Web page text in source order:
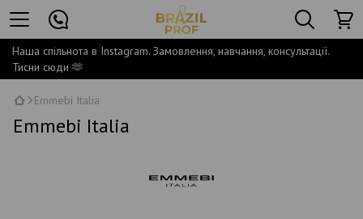
Наша спільнота в Instagram. Замовлення, навчання, консультації.
Тисни сюди 🫶
Emmebi Italia
Emmebi Italia